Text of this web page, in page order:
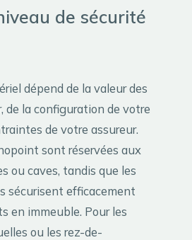
de sécurité
dépend de la valeur des
de la configuration de votre
de votre assureur.
sont réservées aux
ou caves, tandis que les
sécurisent efficacement
en immeuble. Pour les
ou les rez-de-